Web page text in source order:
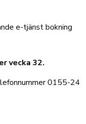
e-tjänstbokning
vecka 32.
0155-24